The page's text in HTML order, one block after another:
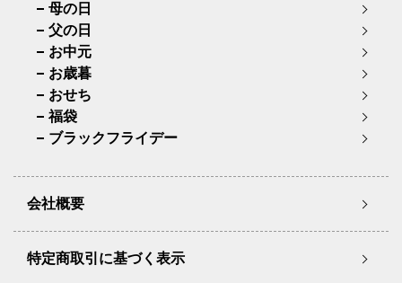
母の日
父の日
お中元
お歳暮
おせち
福袋
ブラックフライデー
会社概要
特定商取引に基づく表示